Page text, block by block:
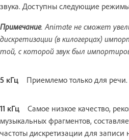
звука. Доступны следующие
Примечание. Animate не сможет
дискретизации (в килогерцах)
той, с которой звук был
5 кГц Приемлемо только для речи.
11 кГц
Самое низкое качество,
музыкальных фрагментов,
частоты дискретизации для записи